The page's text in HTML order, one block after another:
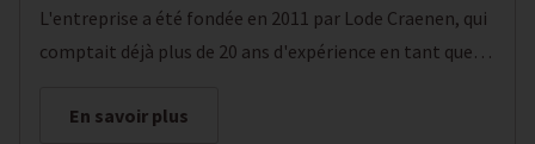
L'entreprise a été fondée en 2011 par Lode Craenen, qui
comptait déjà plus de 20 ans d'expérience en tant que
en profilés de fenêtres et de portes. "Je suis
En savoir plus